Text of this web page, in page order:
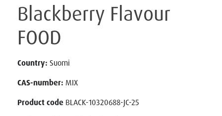
Blackberry Flavour
FOOD
Country: Suomi
CAS-number: MIX
Product code BLACK-10320688-JC-25